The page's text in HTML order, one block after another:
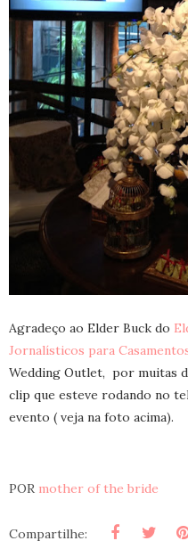
Agradeço ao Elder Buck do
Jornalísticos para
Wedding Outlet, por muitas
clip que esteve rodando no
evento ( veja na foto acima).
POR mother of the bride
Compartilhe: